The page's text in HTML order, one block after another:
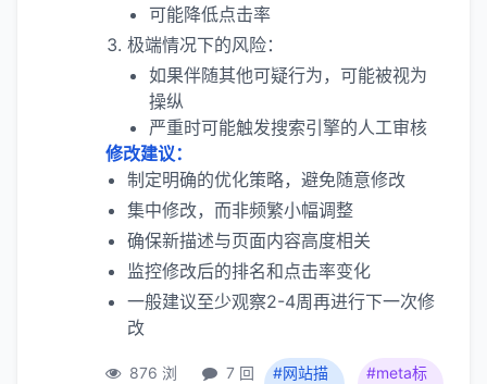
可能降低点击率
极端情况下的风险：
如果伴随其他可疑行为，可能被视为
操纵
严重时可能触发搜索引擎的人工审核
修改建议：
制定明确的优化策略，避免随意修改
集中修改，而非频繁小幅调整
确保新描述与页面内容高度相关
监控修改后的排名和点击率变化
一般建议至少观察2-4周再进行下一次修
改
876 浏
7 回
#网站描
#meta标